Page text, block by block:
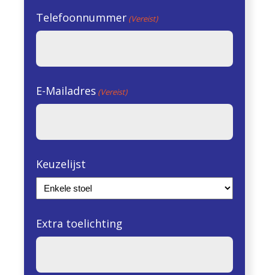
Telefoonnummer (Vereist)
E-Mailadres (Vereist)
Keuzelijst
Extra toelichting